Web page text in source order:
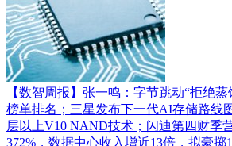
【数智周报】张一鸣：字节跳动“拒绝
榜单排名；三星发布下一代AI存储路线
层以上V10 NAND技术；闪迪第四财季
372%，数据中心收入增近13倍，拟豪掷